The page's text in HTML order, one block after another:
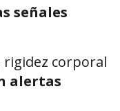
señales
rigidez corporal
alertas